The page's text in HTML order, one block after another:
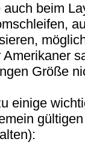
auch beim
Amerikaner
Größe
einige